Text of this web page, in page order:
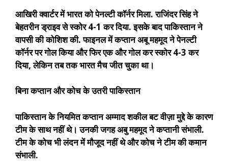
आखिरी क्वार्टर में भारत को पेनल्टी कॉर्नर मिला. राजिंदर सिंह ने
बेहतरीन ड्राइव से स्कोर 4-1 कर दिया. इसके बाद पाकिस्तान ने
वापसी की कोशिश की. फाइनल में कप्तान अबू महमूद ने पेनल्टी
कॉर्नर पर गोल किया और फिर एक और गोल कर स्कोर 4-3 कर
दिया, लेकिन तब तक भारत मैच जीत चुका था।
बिना कप्तान और कोच के उतरी पाकिस्तान
पाकिस्तान के नियमित कप्तान अम्माद शकील बट वीज़ा मुद्दे के कारण
टीम के साथ नहीं थे। उनकी जगह अबु महमूद ने कप्तानी संभाली.
टीम के कोच भी लंदन में मौजूद नहीं थे और कोच ने टीम की कमान
संभाली.